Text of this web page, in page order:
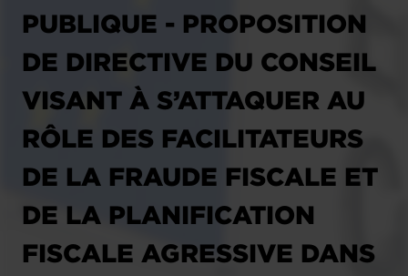
PUBLIQUE - PROPOSITION
DE DIRECTIVE DU CONSEIL
VISANT À S’ATTAQUER AU
RÔLE DES FACILITATEURS
DE LA FRAUDE FISCALE ET
DE LA PLANIFICATION
FISCALE AGRESSIVE DANS